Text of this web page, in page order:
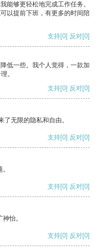
能够更轻松地完成工作任务。
以提前下班，有更多的时间陪
支持[0] 反对[0]
低一些。我个人觉得，一款加
。
支持[0] 反对[0]
无限的隐私和自由。
支持[0] 反对[0]
支持[0] 反对[0]
怡。
支持[0] 反对[0]